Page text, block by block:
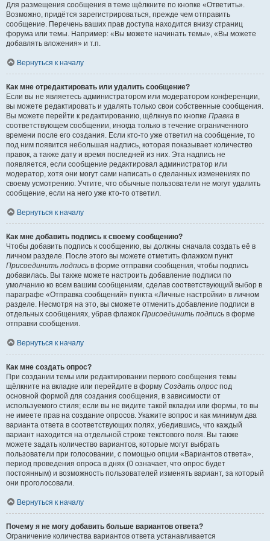
Для размещения сообщения в теме щёлкните по кнопке «Ответить».
Возможно, придётся зарегистрироваться, прежде чем отправить
сообщение. Перечень ваших прав доступа находится внизу страниц
форума или темы. Например: «Вы можете начинать темы», «Вы можете
добавлять вложения» и т.п.
Вернуться к началу
Как мне отредактировать или удалить сообщение?
Если вы не являетесь администратором или модератором конференции,
вы можете редактировать и удалять только свои собственные сообщения.
Вы можете перейти к редактированию, щёлкнув по кнопке Правка в
соответствующем сообщении, иногда только в течение ограниченного
времени после его создания. Если кто-то уже ответил на сообщение, то
под ним появится небольшая надпись, которая показывает количество
правок, а также дату и время последней из них. Эта надпись не
появляется, если сообщение редактировал администратор или
модератор, хотя они могут сами написать о сделанных изменениях по
своему усмотрению. Учтите, что обычные пользователи не могут удалить
сообщение, если на него уже кто-то ответил.
Вернуться к началу
Как мне добавить подпись к своему сообщению?
Чтобы добавить подпись к сообщению, вы должны сначала создать её в
личном разделе. После этого вы можете отметить флажком пункт
Присоединить подпись в форме отправки сообщения, чтобы подпись
добавилась. Вы также можете настроить добавление подписи по
умолчанию ко всем вашим сообщениям, сделав соответствующий выбор в
параграфе «Отправка сообщений» пункта «Личные настройки» в личном
разделе. Несмотря на это, вы сможете отменить добавление подписи в
отдельных сообщениях, убрав флажок Присоединить подпись в форме
отправки сообщения.
Вернуться к началу
Как мне создать опрос?
При создании темы или редактировании первого сообщения темы
щёлкните на вкладке или перейдите в форму Создать опрос под
основной формой для создания сообщения, в зависимости от
используемого стиля; если вы не видите такой вкладки или формы, то вы
не имеете прав на создание опросов. Укажите вопрос и как минимум два
варианта ответа в соответствующих полях, убедившись, что каждый
вариант находится на отдельной строке текстового поля. Вы также
можете задать количество вариантов, которые могут выбрать
пользователи при голосовании, с помощью опции «Вариантов ответа»,
период проведения опроса в днях (0 означает, что опрос будет
постоянным) и возможность пользователей изменять вариант, за который
они проголосовали.
Вернуться к началу
Почему я не могу добавить больше вариантов ответа?
Ограничение количества вариантов ответа устанавливается